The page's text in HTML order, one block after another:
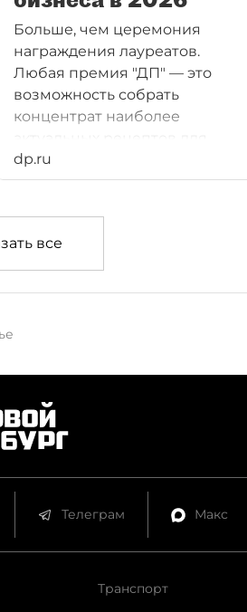
Больше, чем церемония
награждения лауреатов.
Любая премия "ДП" — это
возможность собрать
концентрат наиболее
успеха бизнеса в текущих
реалиях от ведущих компаний
Петербурга" — прекрасное во
всех смыслах доказательство.
Как решать проблему
процессы, сохранять личную
эффективность и мотивацию к
росту — лишь малая часть
вопросов, которые
dp.ru
все
Телеграм Макс
Транспорт